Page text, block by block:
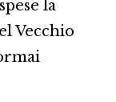
la
Vecchio